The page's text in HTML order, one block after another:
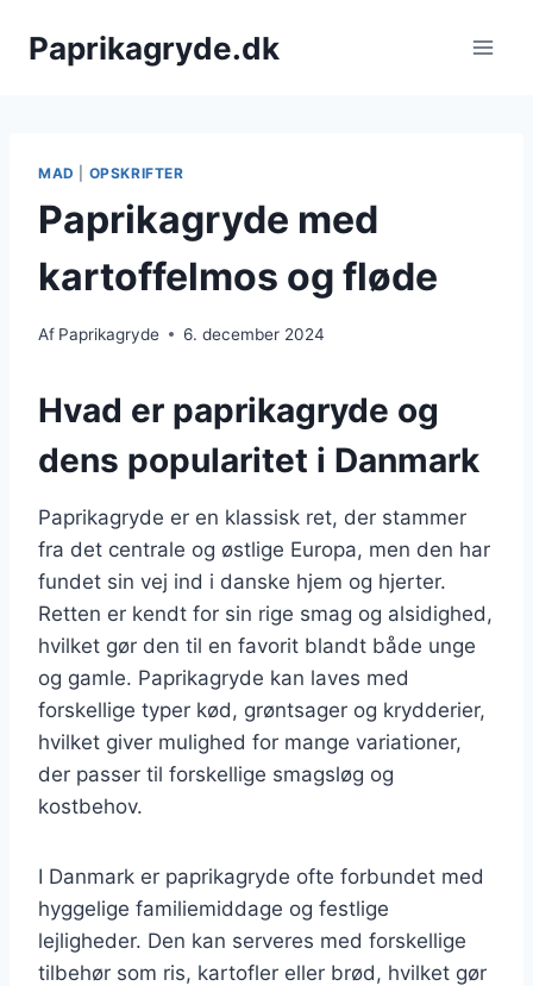
Paprikagryde.dk
MAD OPSKRIFTER
Paprikagryde med
kartoffelmos og fløde
Af Paprikagryde 6. december 2024
Hvad er paprikagryde og
dens popularitet i Danmark
Paprikagryde er en klassisk ret, der stammer
fra det centrale og østlige Europa, men den har
fundet sin vej ind i danske hjem og hjerter.
Retten er kendt for sin rige smag og alsidighed,
hvilket gør den til en favorit blandt både unge
og gamle. Paprikagryde kan laves med
forskellige typer kød, grøntsager og krydderier,
hvilket giver mulighed for mange variationer,
der passer til forskellige smagsløg og
kostbehov.
I Danmark er paprikagryde ofte forbundet med
hyggelige familiemiddage og festlige
lejligheder. Den kan serveres med forskellige
tilbehør som ris, kartofler eller brød, hvilket gør